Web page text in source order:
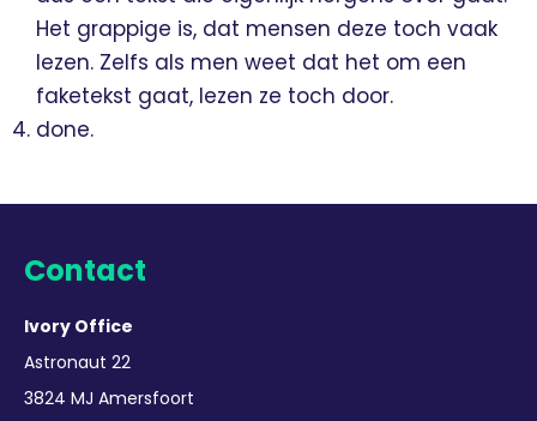
Het grappige is, dat mensen deze toch vaak
lezen. Zelfs als men weet dat het om een
faketekst gaat, lezen ze toch door.
done.
Contact
Ivory Office
Astronaut 22
3824 MJ Amersfoort